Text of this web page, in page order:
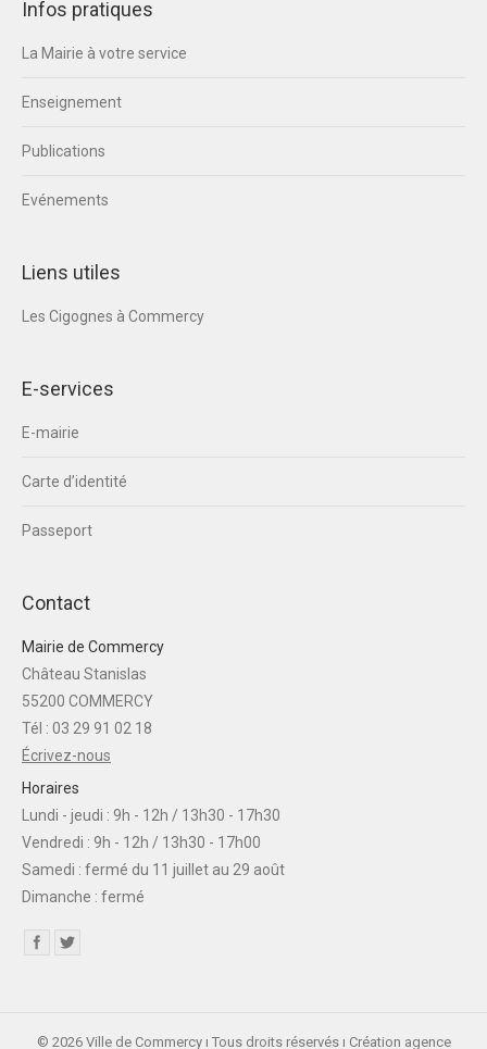
Infos pratiques
La Mairie à votre service
Enseignement
Publications
Evénements
Liens utiles
Les Cigognes à Commercy
E-services
E-mairie
Carte d’identité
Passeport
Contact
Mairie de Commercy
Château Stanislas
55200 COMMERCY
Tél : 03 29 91 02 18
Écrivez-nous
Horaires
Lundi - jeudi : 9h - 12h / 13h30 - 17h30
Vendredi : 9h - 12h / 13h30 - 17h00
Samedi : fermé du 11 juillet au 29 août
Dimanche : fermé
Find us on:
© 2026 Ville de Commercy ı Tous droits réservés ı Création agence